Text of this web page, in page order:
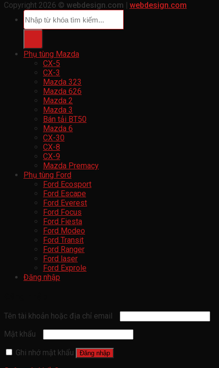
Copyright 2026 © webdesign.com | webdesign.com
Tìm
kiếm:
Phụ tùng Mazda
CX-5
CX-3
Mazda 323
Mazda 626
Mazda 2
Mazda 3
Bán tải BT50
Mazda 6
CX-30
CX-8
CX-9
Mazda Premacy
Phụ tùng Ford
Ford Ecosport
Ford Escape
Ford Everest
Ford Focus
Ford Fiesta
Ford Modeo
Ford Transit
Ford Ranger
Ford laser
Ford Exprole
Đăng nhập
Tên tài khoản hoặc địa chỉ email
Mật khẩu
Ghi nhớ mật khẩu
Đăng nhập